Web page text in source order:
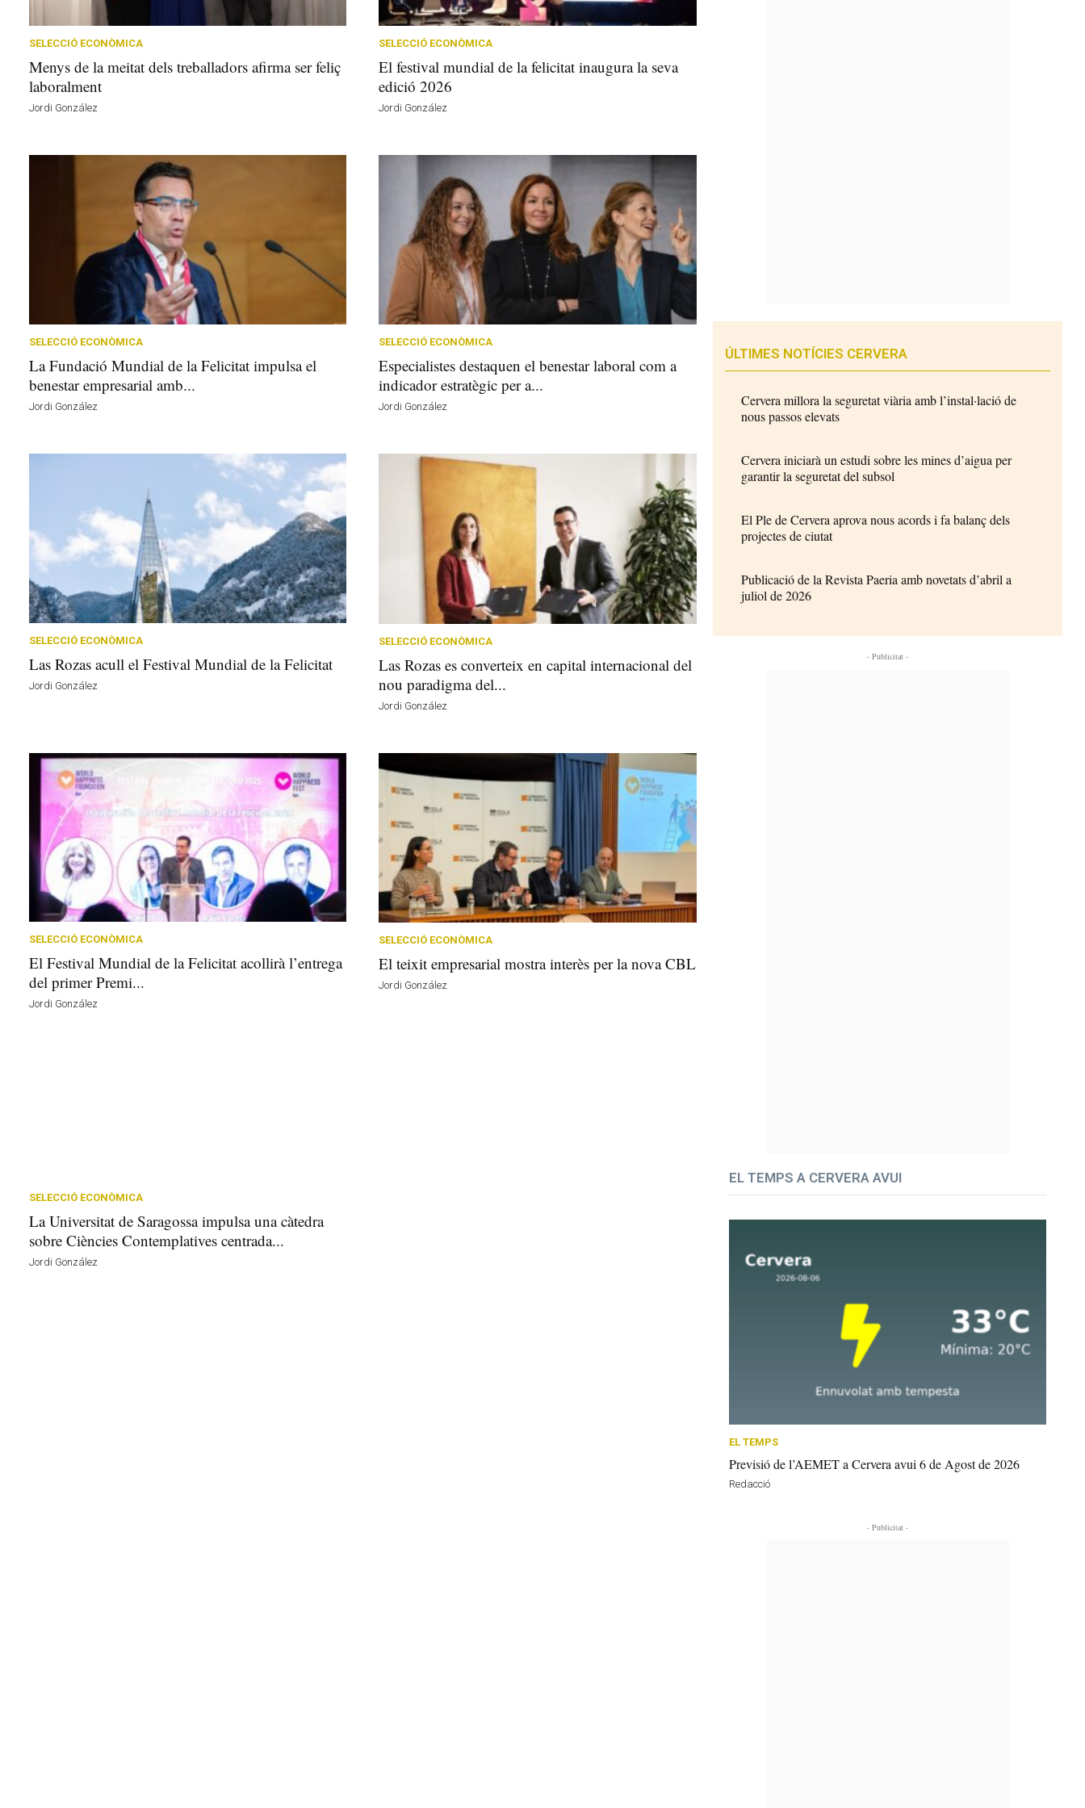
SELECCIÓ ECONÒMICA
Menys de la meitat dels treballadors afirma ser feliç
laboralment
Jordi González
SELECCIÓ ECONÒMICA
El festival mundial de la felicitat inaugura la seva
edició 2026
Jordi González
SELECCIÓ ECONÒMICA
La Fundació Mundial de la Felicitat impulsa el
benestar empresarial amb...
Jordi González
SELECCIÓ ECONÒMICA
Especialistes destaquen el benestar laboral com a
indicador estratègic per a...
Jordi González
SELECCIÓ ECONÒMICA
Las Rozas acull el Festival Mundial de la Felicitat
Jordi González
SELECCIÓ ECONÒMICA
Las Rozas es converteix en capital internacional del
nou paradigma del...
Jordi González
SELECCIÓ ECONÒMICA
El Festival Mundial de la Felicitat acollirà l’entrega
del primer Premi...
Jordi González
SELECCIÓ ECONÒMICA
El teixit empresarial mostra interès per la nova CBL
Jordi González
SELECCIÓ ECONÒMICA
La Universitat de Saragossa impulsa una càtedra
sobre Ciències Contemplatives centrada...
Jordi González
ÚLTIMES NOTÍCIES CERVERA
Cervera millora la seguretat viària amb l’instal·lació de
nous passos elevats
Cervera iniciarà un estudi sobre les mines d’aigua per
garantir la seguretat del subsol
El Ple de Cervera aprova nous acords i fa balanç dels
projectes de ciutat
Publicació de la Revista Paeria amb novetats d’abril a
juliol de 2026
- Publicitat -
EL TEMPS A CERVERA AVUI
EL TEMPS
Previsió de l’AEMET a Cervera avui 6 de Agost de 2026
Redacció
- Publicitat -